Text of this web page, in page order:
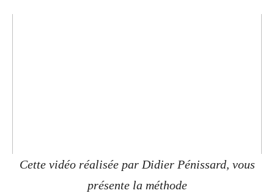
Cette vidéo réalisée par Didier Pénissard, vous
présente la méthode